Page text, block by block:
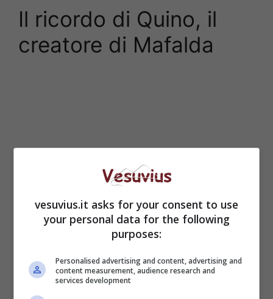
Il ricordo di Quino, il
creatore di Mafalda
vesuvius.it asks for your consent to use
your personal data for the following
purposes:
Personalised advertising and content, advertising and
content measurement, audience research and
services development